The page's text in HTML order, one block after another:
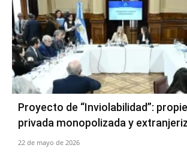
Proyecto de “Inviolabilidad”:
privada monopolizada y
22 de mayo de 2026